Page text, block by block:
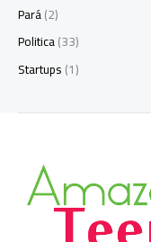
Pará(2)
Politica(33)
Startups(1)